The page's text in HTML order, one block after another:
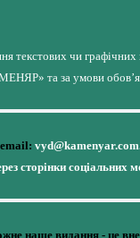
текстових чи
та за умови
сторінки соціальних
наше видання - це